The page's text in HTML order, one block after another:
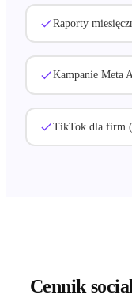
Raporty
Kampanie Meta
TikTok dla firm
Cennik